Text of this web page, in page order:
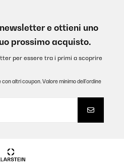
VALUTAZIONE VERIFICATA
e ottieni uno
prossimo acquisto.
per essere tra i primi a scoprire
altri coupon. Valore minimo dell’ordine